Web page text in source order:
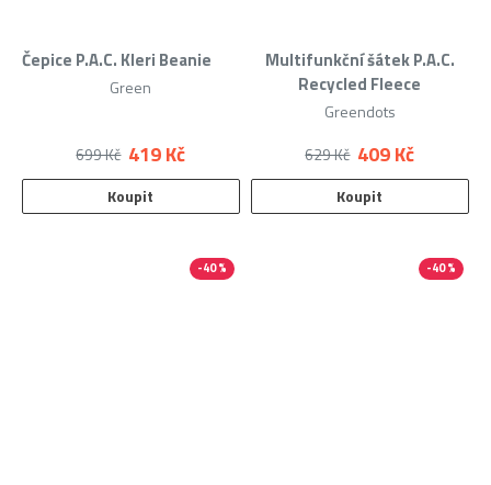
Čepice P.A.C. Kleri Beanie
Green
419 Kč
699 Kč
Koupit
Multifunkční šátek P.A.C.
Recycled Fleece
Greendots
409 Kč
629 Kč
Koupit
-40 % -40 %